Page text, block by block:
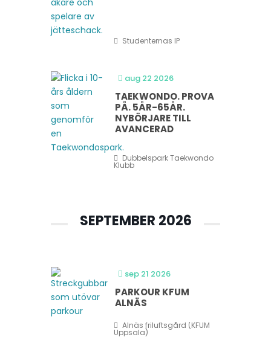
Studenternas IP
aug 22 2026
TAEKWONDO. PROVA
PÅ. 5ÅR-65ÅR.
NYBÖRJARE TILL
AVANCERAD
Dubbelspark Taekwondo
Klubb
SEPTEMBER 2026
sep 21 2026
PARKOUR KFUM
ALNÄS
Alnäs friluftsgård (KFUM
Uppsala)